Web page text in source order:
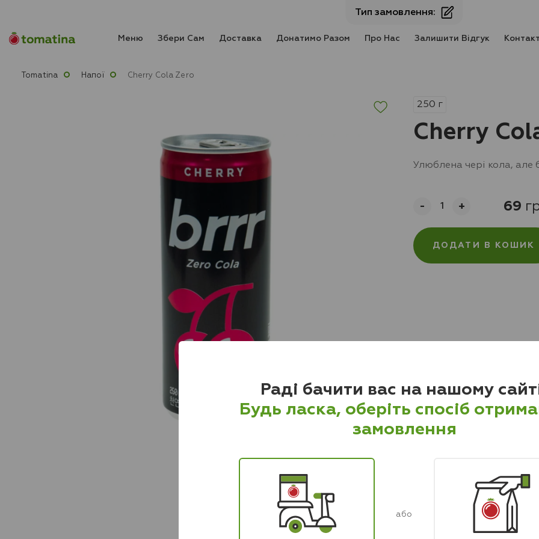
Тип замовлення:
Меню Збери Сам Доставка Донатимо Разом Про Нас Залишити Відгук
Tomatina Напої Cherry Cola Zero
250 г
Cherry
Улюблена чері кола, але
- + 69
ДОДАТИ В КОШИК
Іншінапої
Раді бачити вас на нашому
Будь ласка, оберіть спосіб
замовлення
або